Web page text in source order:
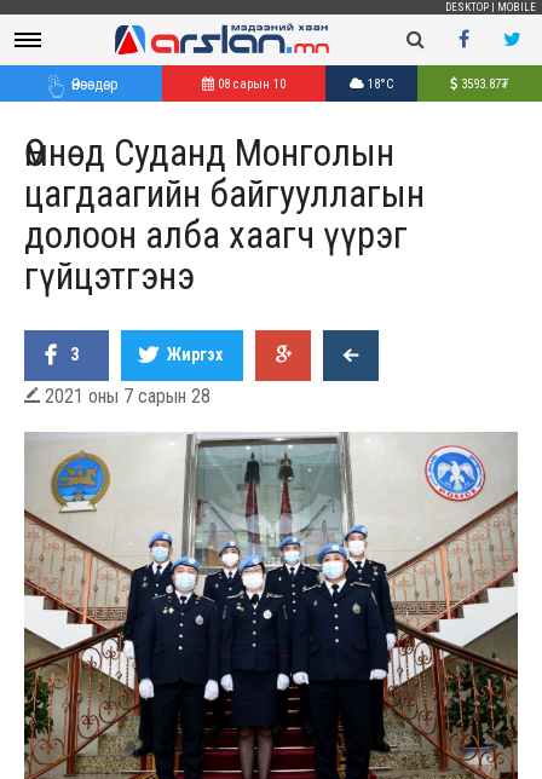
DESKTOP MOBILE
Өнөөдөр 08 сарын 10 18°C 3593.87₮
Өмнөд Суданд Монголын
цагдаагийн байгууллагын
долоон алба хаагч үүрэг
гүйцэтгэнэ
3 Жиргэх
 2021 оны 7 сарын 28